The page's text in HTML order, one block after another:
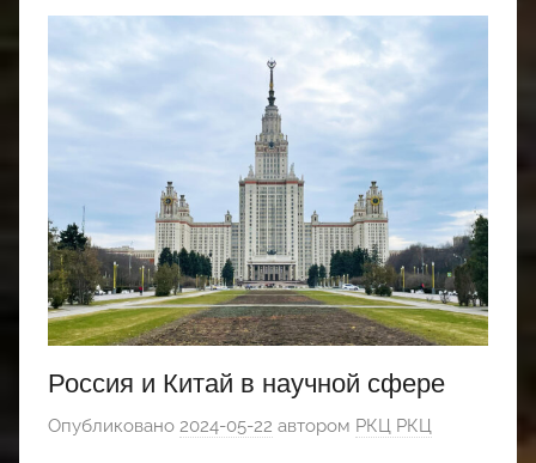
Россия и Китай в научной сфере
Опубликовано 2024-05-22 автором РКЦ РКЦ